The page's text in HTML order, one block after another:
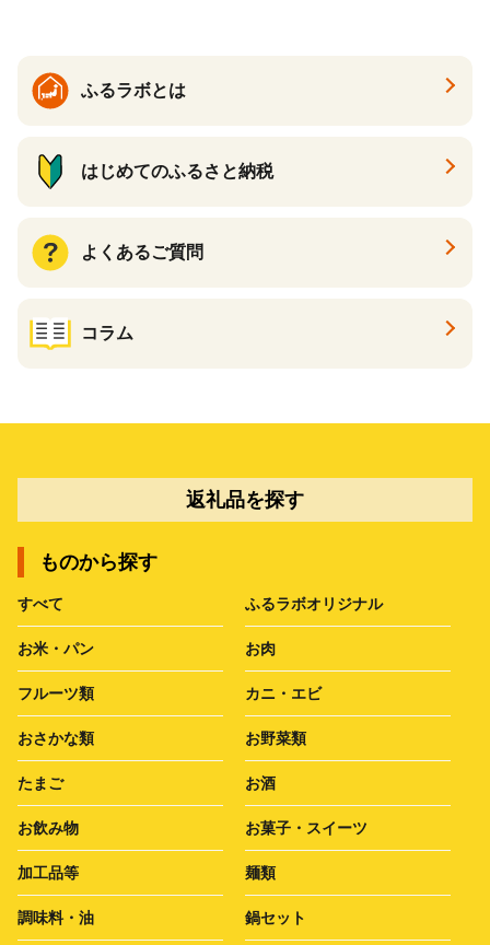
ふるラボとは
はじめてのふるさと納税
よくあるご質問
コラム
返礼品を探す
ものから探す
すべて ふるラボオリジナル
お米・パン お肉
フルーツ類 カニ・エビ
おさかな類 お野菜類
たまご お酒
お飲み物 お菓子・スイーツ
加工品等 麺類
調味料・油 鍋セット